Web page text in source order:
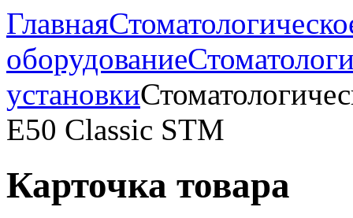
Главная
оборудование
установки
E50 Classic STM
Карточка товара